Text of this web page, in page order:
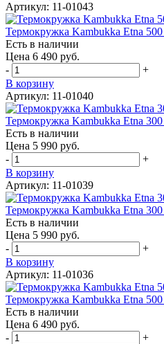
Артикул: 11-01043
Термокружка Kambukka Etna
Есть в наличии
Цена 6 490 руб.
-
+
В корзину
Артикул: 11-01040
Термокружка Kambukka Etna
Есть в наличии
Цена 5 990 руб.
-
+
В корзину
Артикул: 11-01039
Термокружка Kambukka Etna
Есть в наличии
Цена 5 990 руб.
-
+
В корзину
Артикул: 11-01036
Термокружка Kambukka Etna
Есть в наличии
Цена 6 490 руб.
-
+